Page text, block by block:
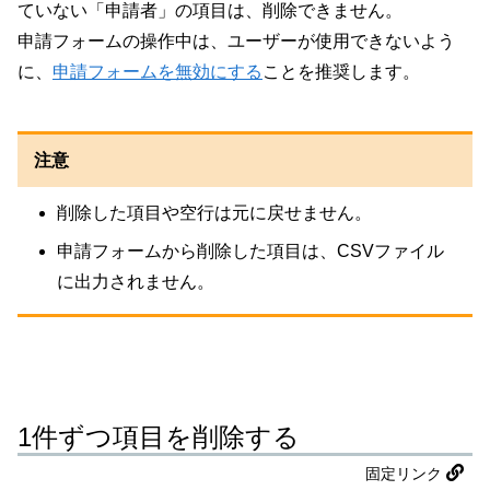
ていない「申請者」の項目は、削除できません。
申請フォームの操作中は、ユーザーが使用できないよう
に、 申請フォームを無効にする ことを推奨します。
注意
削除した項目や空行は元に戻せません。
申請フォームから削除した項目は、CSVファイル
に出力されません。
1件ずつ項目を削除する
固定リンク